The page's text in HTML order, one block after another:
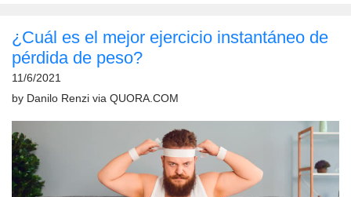
¿Cuál es el mejor ejercicio instantáneo de
pérdida de peso?
11/6/2021
by Danilo Renzi via QUORA.COM